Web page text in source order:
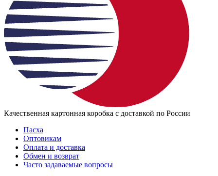
Качественная картонная коробка с доставкой по России
Пасха
Оптовикам
Оплата и доставка
Обмен и возврат
Часто задаваемые вопросы